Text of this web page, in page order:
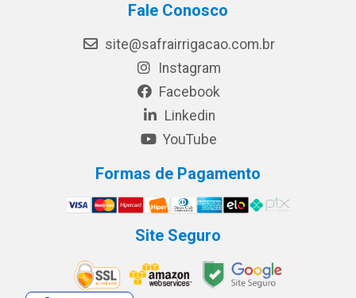
Fale Conosco
site@safrairrigacao.com.br
Instagram
Facebook
Linkedin
YouTube
Formas de Pagamento
Site Seguro